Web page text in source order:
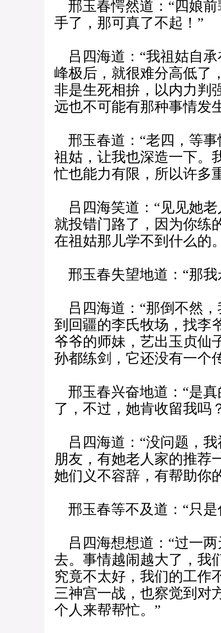
邢玉春愕然道：“四娘
手了，那可真了不起！”
吕四海道：“我祖姑自
峰极后，就很难分高低了
非是生死相拚，以内力判
远也不可能有那种事情发
邢玉春道：“老四，等
祖姑，让我也深造一下。
忙也能力有限，所以许多
吕四海笑道：“见见她
就投错门路了，因为你练
在祖姑那儿学不到什么的
邢玉春失望地道：“那
吕四海道：“那倒不然
到回疆的李氏牧场，找李
爷爷的师妹，艺出玉贞仙
孙都练剑，它还没有一个
邢玉春兴奋地道：“是
了，不过，她肯收留我吗
吕四海道：“没问题，
朋友，有她老人家的推荐
她们义不容辞，有帮助你
邢玉春等不及道：“只是
吕四海想想道：“过一
去。事情越闹越大了，我
究竟不太好，我们的工作
三神宫一战，也察觉到对
个人来帮帮忙。”